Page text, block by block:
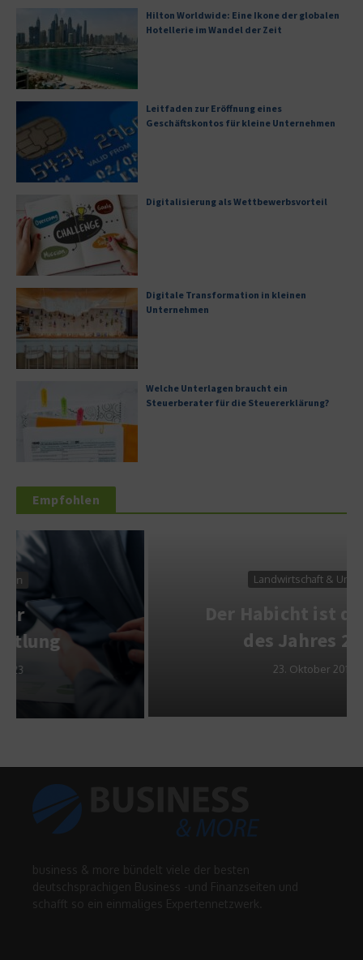
Hilton Worldwide: Eine Ikone der globalen
Hotellerie im Wandel der Zeit
Leitfaden zur Eröffnung eines
Geschäftskontos für kleine Unternehmen
Digitalisierung als Wettbewerbsvorteil
Digitale Transformation in kleinen
Unternehmen
Welche Unterlagen braucht ein
Steuerberater für die Steuererklärung?
Empfohlen
Der Habicht ist der Vogel
des Jahres 2015
business & more bündelt viele der besten
deutschsprachigen Business -und Finanzseiten und
schafft so ein einmaliges Expertennetzwerk.